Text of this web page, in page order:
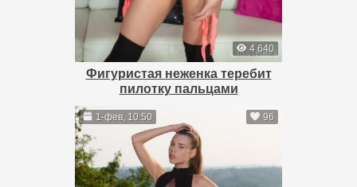
4 640
Фигуристая неженка теребит
пилотку пальцами
1-фев, 10:50 96